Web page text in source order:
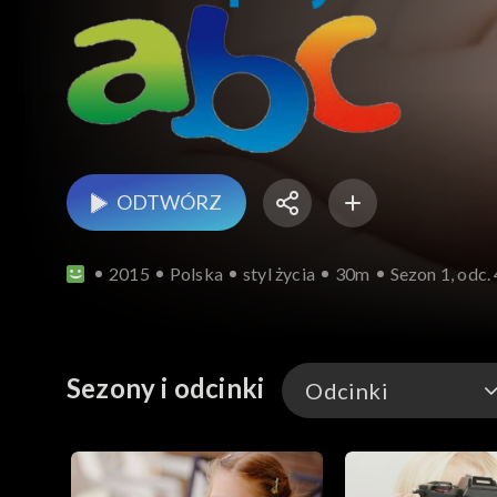
ODTWÓRZ
2015 Polska styl życia 30m Sezon 1, odc.
Sezony i odcinki Odcinki
Odcinki